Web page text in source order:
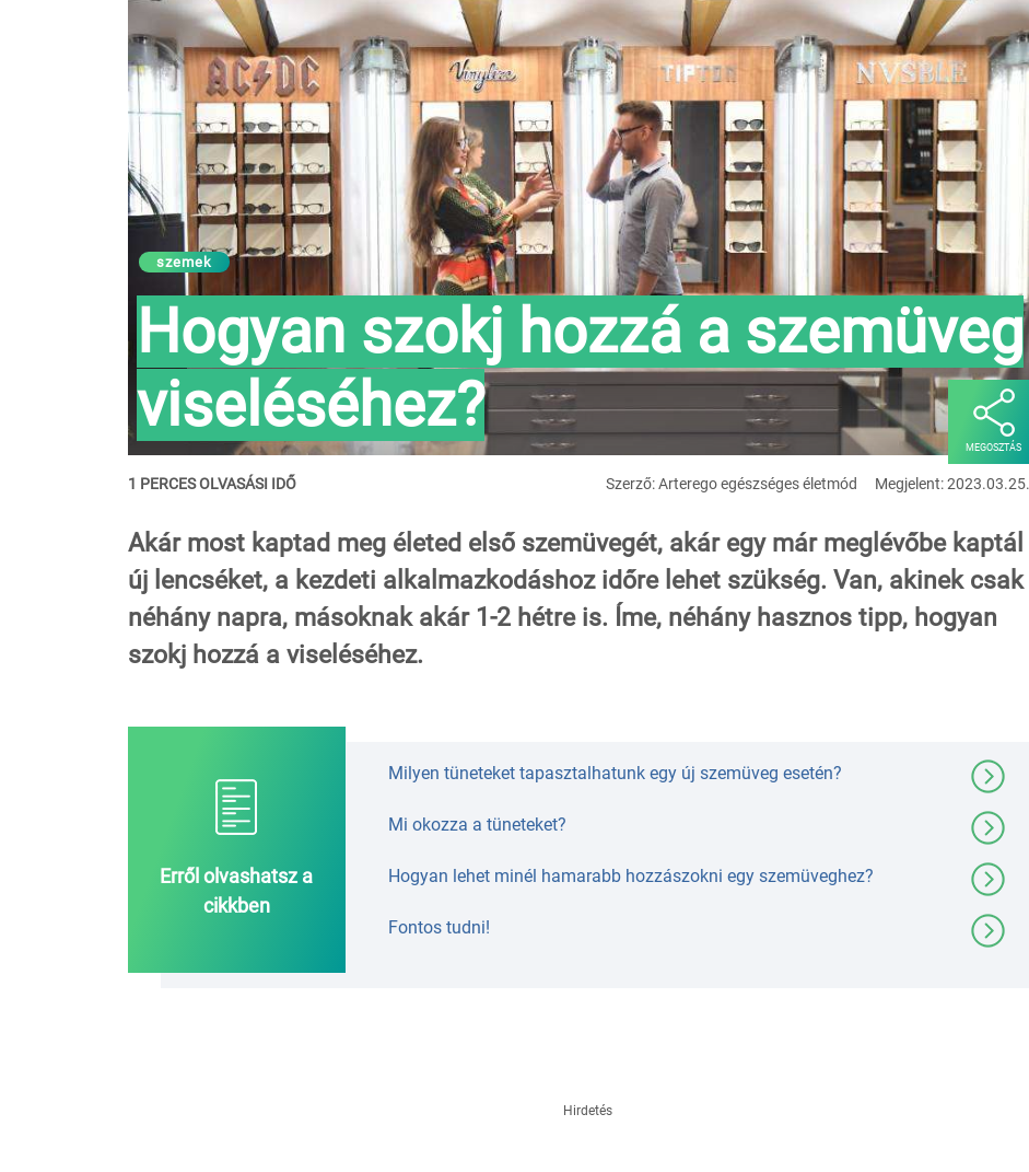
szemek
Hogyan szokj hozzá a szemüveg
viseléséhez?
MEGOSZTÁS
1 PERCES OLVASÁSI IDŐ Megjelent: 2023.03.25.
Szerző: Arterego egészséges életmód
Akár most kaptad meg életed első szemüvegét, akár egy már meglévőbe kaptál
új lencséket, a kezdeti alkalmazkodáshoz időre lehet szükség. Van, akinek csak
néhány napra, másoknak akár 1-2 hétre is. Íme, néhány hasznos tipp, hogyan
szokj hozzá a viseléséhez.
Erről olvashatsz a
cikkben
Milyen tüneteket tapasztalhatunk egy új szemüveg esetén?
Mi okozza a tüneteket?
Hogyan lehet minél hamarabb hozzászokni egy szemüveghez?
Fontos tudni!
Hirdetés